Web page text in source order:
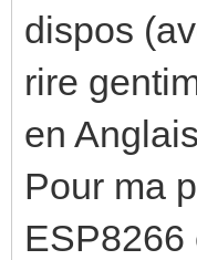
dispos
rire
en
Pour ma
ESP8266